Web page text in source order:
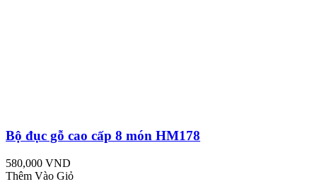
Bộ đục gỗ cao cấp 8 món HM178
580,000 VND
Thêm Vào Giỏ